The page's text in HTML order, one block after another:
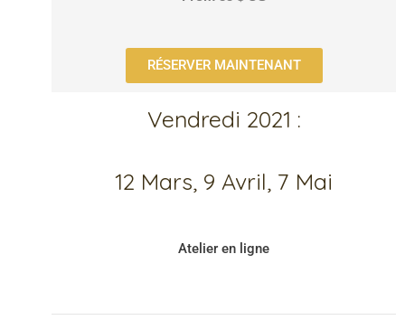
RÉSERVER MAINTENANT
Vendredi 2021 :
12 Mars, 9 Avril, 7 Mai
Atelier en ligne